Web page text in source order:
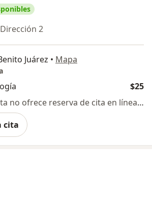
Dirección 2
Juárez • Mapa
$25
Este especialista no ofrece reserva de cita en línea en esta dirección.
cita